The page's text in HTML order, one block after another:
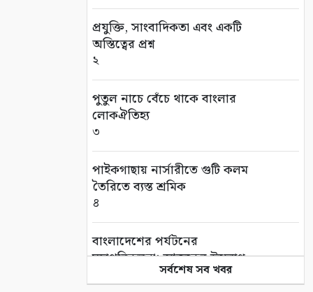
প্রযুক্তি, সাংবাদিকতা এবং একটি
অস্তিত্বের প্রশ্ন
২
পুতুল নাচে বেঁচে থাকে বাংলার
লোকঐতিহ্য
৩
পাইকগাছায় নার্সারীতে গুটি কলম
তৈরিতে ব্যস্ত শ্রমিক
৪
বাংলাদেশের পর্যটনের
মহাপরিকল্পনা: আজকের উদ্যোগ,
আগামীর বাংলাদেশসর্বশেষ সব খবর